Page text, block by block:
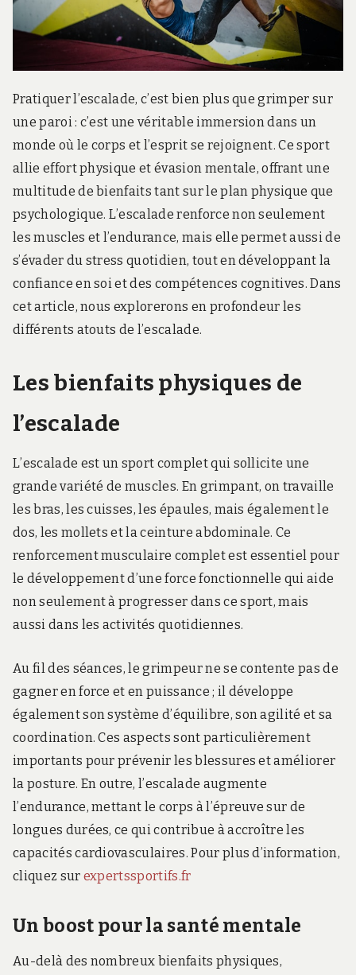
Pratiquer l’escalade, c’est bien plus que grimper sur
une paroi : c’est une véritable immersion dans un
monde où le corps et l’esprit se rejoignent. Ce sport
allie effort physique et évasion mentale, offrant une
multitude de bienfaits tant sur le plan physique que
psychologique. L’escalade renforce non seulement
les muscles et l’endurance, mais elle permet aussi de
s’évader du stress quotidien, tout en développant la
confiance en soi et des compétences cognitives. Dans
cet article, nous explorerons en profondeur les
différents atouts de l’escalade.
Les bienfaits physiques de
l’escalade
L’escalade est un sport complet qui sollicite une
grande variété de muscles. En grimpant, on travaille
les bras, les cuisses, les épaules, mais également le
dos, les mollets et la ceinture abdominale. Ce
renforcement musculaire complet est essentiel pour
le développement d’une force fonctionnelle qui aide
non seulement à progresser dans ce sport, mais
aussi dans les activités quotidiennes.
Au fil des séances, le grimpeur ne se contente pas de
gagner en force et en puissance ; il développe
également son système d’équilibre, son agilité et sa
coordination. Ces aspects sont particulièrement
importants pour prévenir les blessures et améliorer
la posture. En outre, l’escalade augmente
l’endurance, mettant le corps à l’épreuve sur de
longues durées, ce qui contribue à accroître les
capacités cardiovasculaires. Pour plus d’information,
cliquez sur expertssportifs.fr
Un boost pour la santé mentale
Au-delà des nombreux bienfaits physiques,